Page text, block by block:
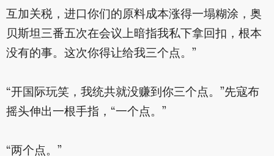
互加关税，进口你们的原料成本涨得一塌糊涂，奥
贝斯坦三番五次在会议上暗指我私下拿回扣，根本
没有的事。这次你得让给我三个点。”
“开国际玩笑，我统共就没赚到你三个点。”先寇布
摇头伸出一根手指，“一个点。”
“两个点。”